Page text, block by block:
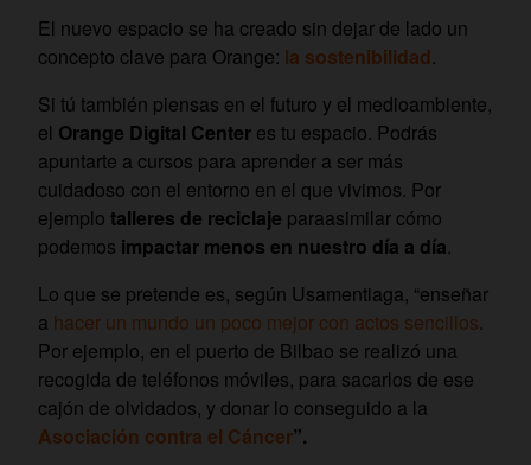
El nuevo espacio se ha creado sin dejar de lado un
concepto clave para Orange: la sostenibilidad.
Si tú también piensas en el futuro y el medioambiente,
el Orange Digital Center es tu espacio. Podrás
apuntarte a cursos para aprender a ser más
cuidadoso con el entorno en el que vivimos. Por
ejemplo talleres de reciclaje paraasimilar cómo
podemos impactar menos en nuestro día a día.
Lo que se pretende es, según Usamentiaga, “enseñar
a hacer un mundo un poco mejor con actos sencillos.
Por ejemplo, en el puerto de Bilbao se realizó una
recogida de teléfonos móviles, para sacarlos de ese
cajón de olvidados, y donar lo conseguido a la
Asociación contra el Cáncer”.